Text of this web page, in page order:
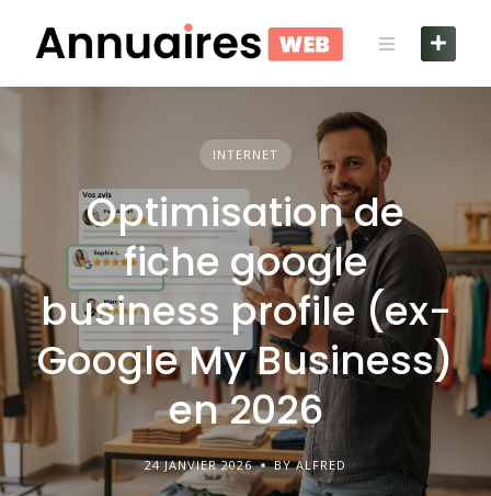
content
INTERNET
Optimisation de
fiche google
business profile​ (ex-
Google My Business)
en 2026
24 JANVIER 2026 BY ALFRED